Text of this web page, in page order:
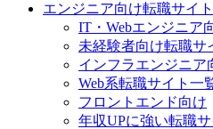
エンジニア向け転職サイト
IT・Webエンジニア
未経験者向け転職サ
インフラエンジニア
Web系転職サイト一
フロントエンド向け
年収UPに強い転職サ